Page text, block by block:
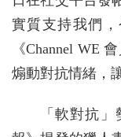
實質支持我們，
《Channel WE
煽動對抗情緒，
「軟對抗